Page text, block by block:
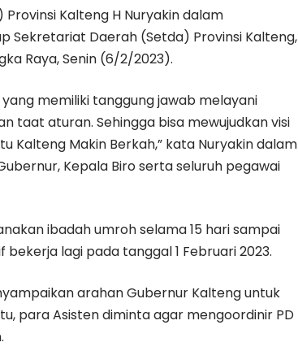
Kalteng H Nuryakin dalam
Sekretariat Daerah (Setda) Provinsi Kalteng,
Raya, Senin (6/2/2023).
memiliki tanggung jawab melayani
taat aturan. Sehingga bisa mewujudkan visi
Kalteng Makin Berkah,” kata Nuryakin dalam
Kepala Biro serta seluruh pegawai
ibadah umroh selama 15 hari sampai
lagi pada tanggal 1 Februari 2023.
arahan Gubernur Kalteng untuk
para Asisten diminta agar mengoordinir PD